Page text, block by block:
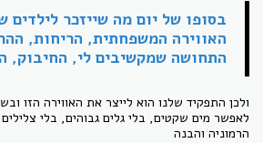
בסופו של יום מה שייזכר לילדים
האווירה המשפחתית, הריחות,
התחושה שמקשיבים לי, החיבוק,
ולכן התפקיד שלנו הוא לייצר את האווירה הזו
לאפשר מים שקטים, בלי גלים גבוהים, בלי
הרמוניה והבנה